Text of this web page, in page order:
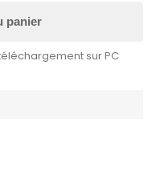
panier
sur PC